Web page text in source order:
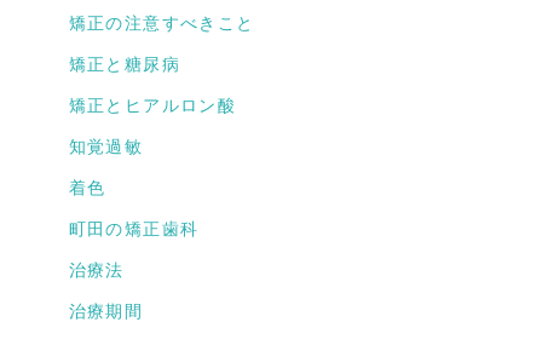
矯正の注意すべきこと
矯正と糖尿病
矯正とヒアルロン酸
知覚過敏
着色
町田の矯正歯科
治療法
治療期間